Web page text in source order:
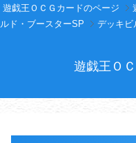
遊戯王ＯＣＧカードのページ
ルド・ブースターSP
デッキビ
遊戯王Ｏ